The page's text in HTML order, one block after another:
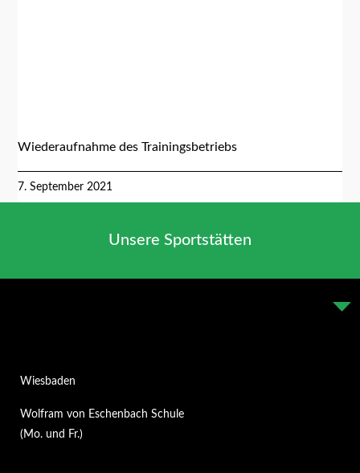
Wiederaufnahme des Trainingsbetriebs
7. September 2021
Unsere Sportstätten
Wiesbaden
Wolfram von Eschenbach Schule
(Mo. und Fr.)